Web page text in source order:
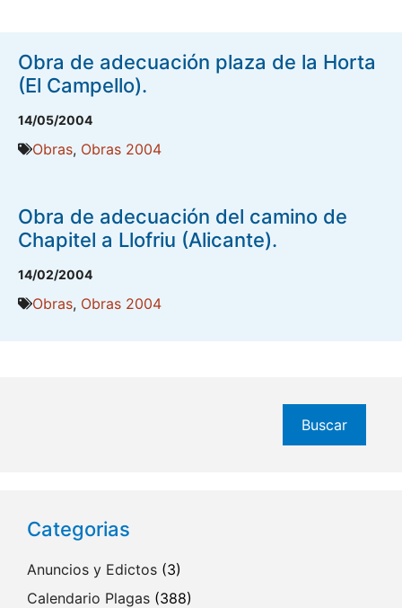
Obra de adecuación plaza de la Horta
(El Campello).
14/05/2004
Obras, Obras 2004
Obra de adecuación del camino de
Chapitel a Llofriu (Alicante).
14/02/2004
Obras, Obras 2004
Buscar
Categorias
Anuncios y Edictos (3)
Calendario Plagas (388)